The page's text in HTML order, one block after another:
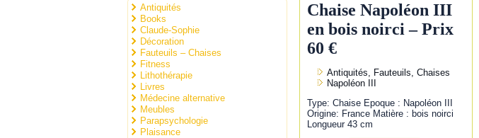
Antiquités
Books
Claude-Sophie
Décoration
Fauteuils – Chaises
Fitness
Lithothérapie
Livres
Médecine alternative
Meubles
Parapsychologie
Plaisance
Chaise Napoléon III
en bois noirci – Prix
60 €
Antiquités, Fauteuils, Chaises
Napoléon III
Type: Chaise Epoque : Napoléon III
Origine: France Matière : bois noirci
Longueur 43 cm